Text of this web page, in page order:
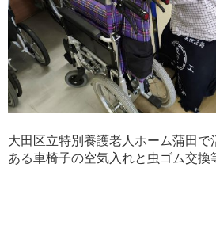
大田区立特別養護老人ホーム蒲田で
ある車椅子の空気入れと虫ゴム交換